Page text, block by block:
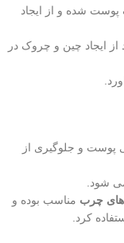
شده و از ایجاد
از ایجاد چین و چروک در
پوست و جلوگيری از
شود.
چرب مناسب بوده و
کرد.